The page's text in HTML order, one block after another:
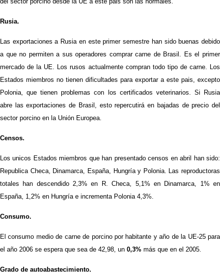
Rusia.
Las exportaciones a Rusia en este primer semestre han sido buenas debido
a que no permiten a sus operadores comprar carne de Brasil. Es el primer
mercado de la UE. Los rusos actualmente compran todo tipo de carne. Los
Estados miembros no tienen dificultades para exportar a este pais, excepto
Polonia, que tienen problemas con los certificados veterinarios. Si Rusia
abre las exportaciones de Brasil, esto repercutirá en bajadas de precio del
sector porcino en la Unión Europea.
Censos.
Los unicos Estados miembros que han presentado censos en abril han sido:
Republica Checa, Dinamarca, España, Hungría y Polonia. Las reproductoras
totales han descendido 2,3% en R. Checa, 5,1% en Dinamarca, 1% en
España, 1,2% en Hungría e incrementa Polonia 4,3%.
Consumo.
El consumo medio de carne de porcino por habitante y año de la UE-25 para
el año 2006 se espera que sea de 42,98, un 0,3% más que en el 2005.
Grado de autoabastecimiento.